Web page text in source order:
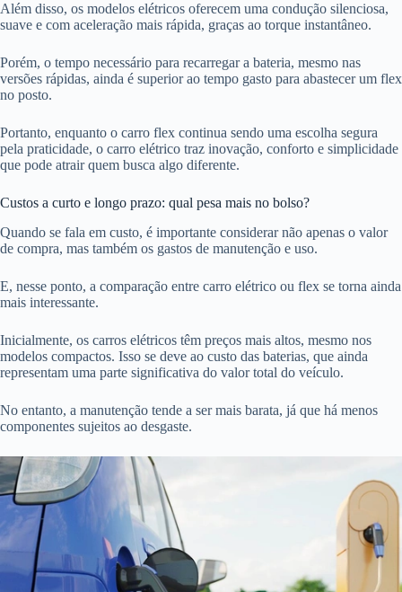
Além disso, os modelos elétricos oferecem uma condução silenciosa,
suave e com aceleração mais rápida, graças ao torque instantâneo.
Porém, o tempo necessário para recarregar a bateria, mesmo nas
versões rápidas, ainda é superior ao tempo gasto para abastecer um flex
no posto.
Portanto, enquanto o carro flex continua sendo uma escolha segura
pela praticidade, o carro elétrico traz inovação, conforto e simplicidade
que pode atrair quem busca algo diferente.
Custos a curto e longo prazo: qual pesa mais no bolso?
Quando se fala em custo, é importante considerar não apenas o valor
de compra, mas também os gastos de manutenção e uso.
E, nesse ponto, a comparação entre carro elétrico ou flex se torna ainda
mais interessante.
Inicialmente, os carros elétricos têm preços mais altos, mesmo nos
modelos compactos. Isso se deve ao custo das baterias, que ainda
representam uma parte significativa do valor total do veículo.
No entanto, a manutenção tende a ser mais barata, já que há menos
componentes sujeitos ao desgaste.